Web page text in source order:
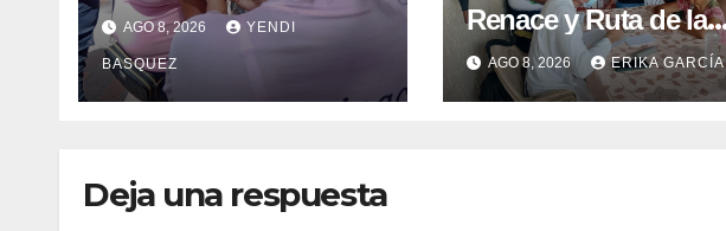
vacunación en La
Guaira para garantizar
protección
epidemiológica
AGO 8, 2026 YENDI
BASQUEZ
Renace y Ruta de la
Aragüeñidad
garantizan atención
médica integral en
AGO 8, 2026 ERIKA GARCÍA
Deja una respuesta